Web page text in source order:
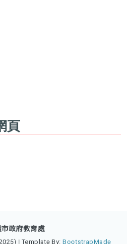
頁
市政府教育處
| Template By:BootstrapMade